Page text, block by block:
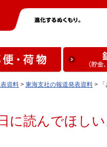
資料 > 東海支社の報道発表資料 >
に読んでほし